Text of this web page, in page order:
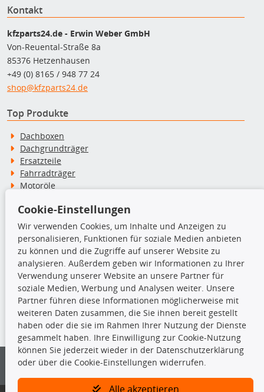
Kontakt
kfzparts24.de - Erwin Weber GmbH
Von-Reuental-Straße 8a
85376 Hetzenhausen
+49 (0) 8165 / 948 77 24
shop@kfzparts24.de
Top Produkte
Dachboxen
Dachgrundträger
Ersatzteile
Fahrradträger
Motoröle
Schneeketten
TecDoc Inside
Die hier angezeigten Daten insbesondere die gesamte Datenbank dürfen
nicht kopiert werden.
Es ist zu unterlassen, die Daten oder die gesamte Datenbank ohne
vorherige Zustimmung von TecDoc zu vervielfältigen, zu verbreiten
und/oder diese Handlungen durch Dritte ausführen zu lassen. Ein
Cookie-Einstellungen
Wir verwenden Cookies, um Inhalte und Anzeigen zu
personalisieren, Funktionen für soziale Medien anbieten
zu können und die Zugriffe auf unserer Website zu
analysieren. Außerdem geben wir Informationen zu Ihrer
Verwendung unserer Website an unsere Partner für
soziale Medien, Werbung und Analysen weiter. Unsere
Partner führen diese Informationen möglicherweise mit
weiteren Daten zusammen, die Sie ihnen bereit gestellt
haben oder die sie im Rahmen Ihrer Nutzung der Dienste
gesammelt haben. Ihre Einwilligung zur Cookie-Nutzung
können Sie jederzeit wieder in der Datenschutzerklärung
oder über die Cookie-Einstellungen widerrufen.
Alle akzeptieren